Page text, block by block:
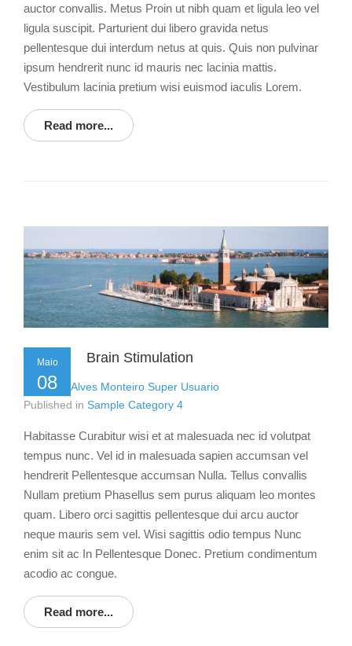
auctor convallis. Metus Proin ut nibh quam et ligula leo vel
ligula suscipit. Parturient dui libero gravida netus
pellentesque dui interdum netus at quis. Quis non pulvinar
ipsum hendrerit nunc id mauris nec lacinia mattis.
Vestibulum lacinia pretium wisi euismod iaculis Lorem.
Read more...
Maio
08
Brain Stimulation
Flavio Alves Monteiro Super Usuario
Published in Sample Category 4
Habitasse Curabitur wisi et at malesuada nec id volutpat
tempus nunc. Vel id in malesuada sapien accumsan vel
hendrerit Pellentesque accumsan Nulla. Tellus convallis
Nullam pretium Phasellus sem purus aliquam leo montes
quam. Libero orci sagittis pellentesque dui arcu auctor
neque mauris sem vel. Wisi sagittis odio tempus Nunc
enim sit ac In Pellentesque Donec. Pretium condimentum
acodio ac congue.
Read more...